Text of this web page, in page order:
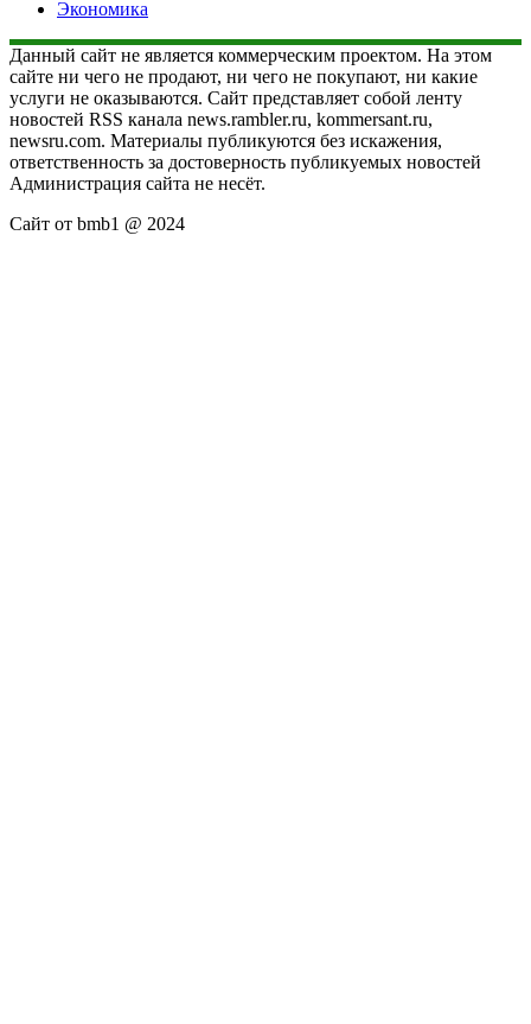
Экономика
Данный сайт не является коммерческим проектом. На этом
сайте ни чего не продают, ни чего не покупают, ни какие
услуги не оказываются. Сайт представляет собой ленту
новостей RSS канала news.rambler.ru, kommersant.ru,
newsru.com. Материалы публикуются без искажения,
ответственность за достоверность публикуемых новостей
Администрация сайта не несёт.
Сайт от bmb1 @ 2024